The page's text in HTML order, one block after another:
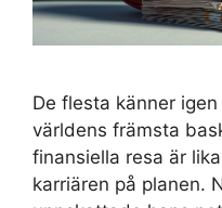
De flesta känner
världens främsta
finansiella resa är
karriären på planen.